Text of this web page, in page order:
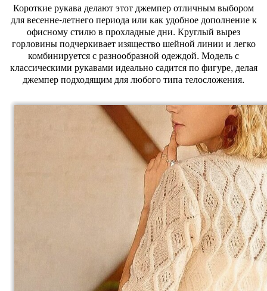
Короткие рукава делают этот джемпер отличным выбором
для весенне-летнего периода или как удобное дополнение к
офисному стилю в прохладные дни. Круглый вырез
горловины подчеркивает изящество шейной линии и легко
комбинируется с разнообразной одеждой. Модель с
классическими рукавами идеально садится по фигуре, делая
джемпер подходящим для любого типа телосложения.